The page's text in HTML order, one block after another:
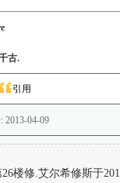
古.
引用
2013-04-09
26楼修.艾尔希修斯于